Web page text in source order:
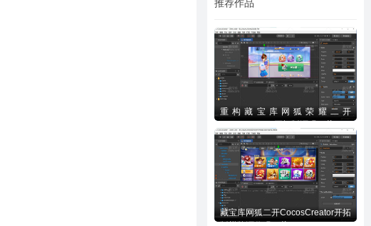
推荐作品
重构藏宝库网狐荣耀二开
藏宝库网狐二开CocosCreator开拓